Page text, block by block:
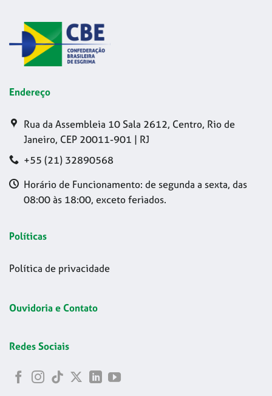
Endereço
Rua da Assembleia 10 Sala 2612, Centro, Rio de
Janeiro, CEP 20011-901 | RJ
+55 (21) 32890568
Horário de Funcionamento: de segunda a sexta, das
08:00 às 18:00, exceto feriados.
Políticas
Política de privacidade
Ouvidoria e Contato
Redes Sociais